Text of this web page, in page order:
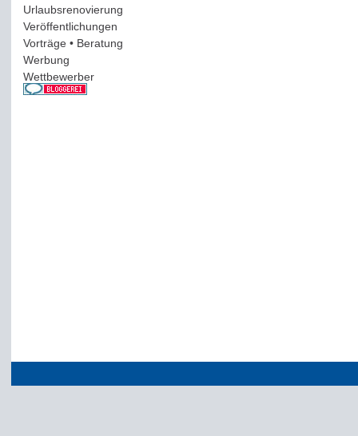
Urlaubsrenovierung
Veröffentlichungen
Vorträge • Beratung
Werbung
Wettbewerber(61)